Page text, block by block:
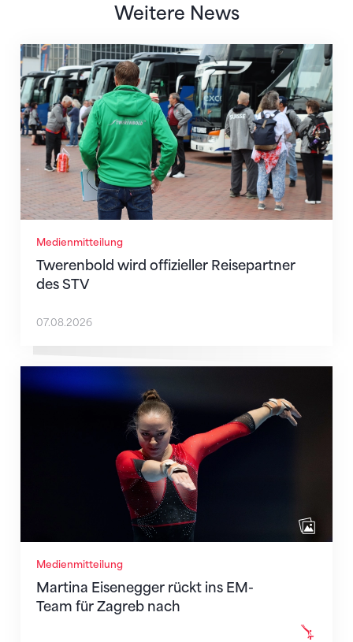
Weitere News
Medienmitteilung
Twerenbold wird offizieller Reisepartner
des STV
Twerenbold wird offizieller Reisepartner des STV
07.08.2026
Medienmitteilung
Martina Eisenegger rückt ins EM-
Team für Zagreb nach